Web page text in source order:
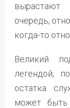
очередь,
когда-то
Великий
легендой,
остатка
может